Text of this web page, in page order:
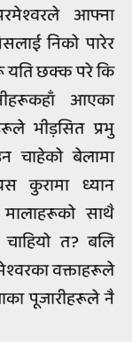
आफ्ना
निको पारेर
यति छक्क परे कि
आएका
भीड़सित प्रभु
चाहेको बेलामा
कुरामा ध्यान
साथै
त? बलि
वक्ताहरूले
पूजारीहरूले नै